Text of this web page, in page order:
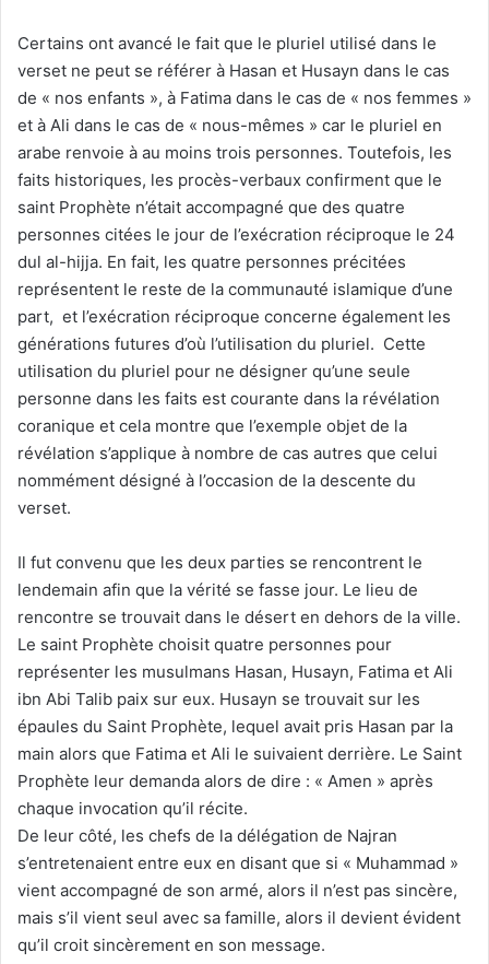
Certains ont avancé le fait que le pluriel utilisé dans le
verset ne peut se référer à Hasan et Husayn dans le cas
de « nos enfants », à Fatima dans le cas de « nos femmes »
et à Ali dans le cas de « nous-mêmes » car le pluriel en
arabe renvoie à au moins trois personnes. Toutefois, les
faits historiques, les procès-verbaux confirment que le
saint Prophète n’était accompagné que des quatre
personnes citées le jour de l’exécration réciproque le 24
dul al-hijja. En fait, les quatre personnes précitées
représentent le reste de la communauté islamique d’une
part, et l’exécration réciproque concerne également les
générations futures d’où l’utilisation du pluriel. Cette
utilisation du pluriel pour ne désigner qu’une seule
personne dans les faits est courante dans la révélation
coranique et cela montre que l’exemple objet de la
révélation s’applique à nombre de cas autres que celui
nommément désigné à l’occasion de la descente du
verset.
Il fut convenu que les deux parties se rencontrent le
lendemain afin que la vérité se fasse jour. Le lieu de
rencontre se trouvait dans le désert en dehors de la ville.
Le saint Prophète choisit quatre personnes pour
représenter les musulmans Hasan, Husayn, Fatima et Ali
ibn Abi Talib paix sur eux. Husayn se trouvait sur les
épaules du Saint Prophète, lequel avait pris Hasan par la
main alors que Fatima et Ali le suivaient derrière. Le Saint
Prophète leur demanda alors de dire : « Amen » après
chaque invocation qu’il récite.
De leur côté, les chefs de la délégation de Najran
s’entretenaient entre eux en disant que si « Muhammad »
vient accompagné de son armé, alors il n’est pas sincère,
mais s’il vient seul avec sa famille, alors il devient évident
qu’il croit sincèrement en son message.